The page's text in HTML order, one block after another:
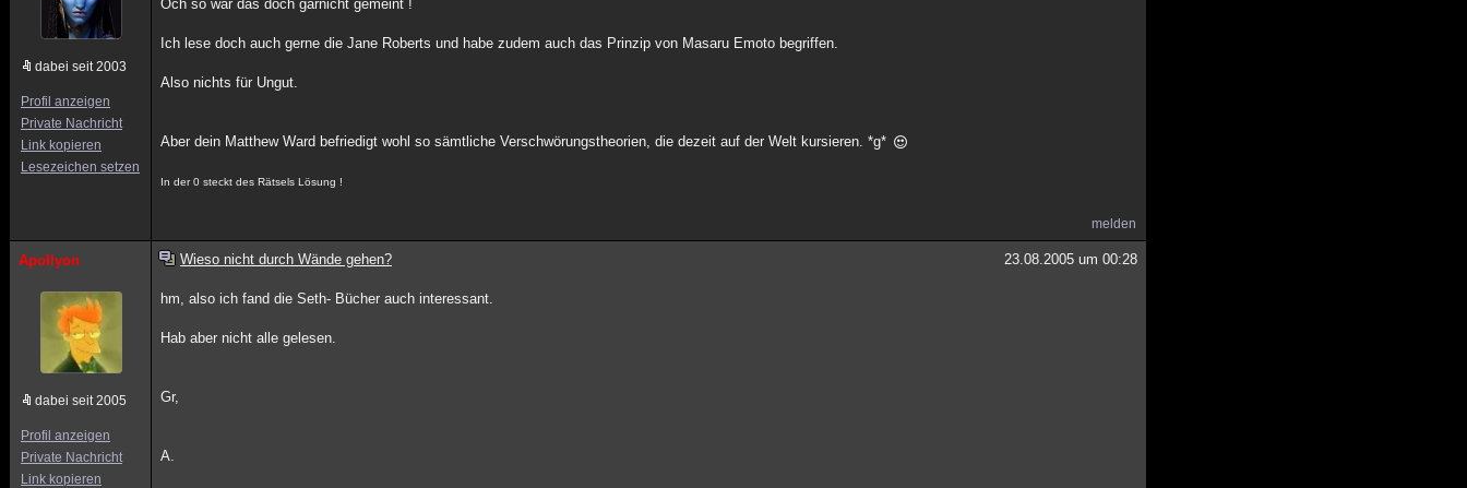
dabei seit 2003
Profil anzeigen
Private Nachricht
Link kopieren
Lesezeichen setzen
Och so war das doch garnicht gemeint !
Ich lese doch auch gerne die Jane Roberts und habe zudem auch das Prinzip von Masaru Emoto begriffen.
Also nichts für Ungut.
Aber dein Matthew Ward befriedigt wohl so sämtliche Verschwörungstheorien, die dezeit auf der Welt kursieren. *g*
In der 0 steckt des Rätsels Lösung !
melden
Apollyon
dabei seit 2005
Profil anzeigen
Private Nachricht
Link kopieren
Wieso nicht durch Wände gehen? 23.08.2005 um 00:28
hm, also ich fand die Seth- Bücher auch interessant.
Hab aber nicht alle gelesen.
Gr,
A.